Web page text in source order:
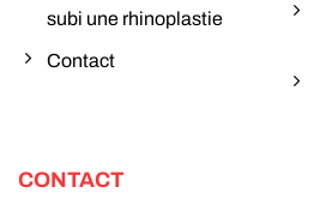
subi une rhinoplastie
Contact
CONTACT